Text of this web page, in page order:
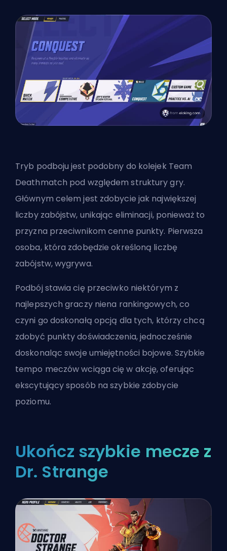
Tryb podboju jest podobny do kolejek Team
Deathmatch pod względem struktury gry.
Głównym celem jest zdobycie jak największej
liczby zabójstw, unikając eliminacji, ponieważ to
przyzna przeciwnikom cenne punkty. Pierwsza
osoba, która zdobędzie określoną liczbę
zabójstw, wygrywa.
Podbój stawia cię przeciwko niektórym z
najlepszych graczy niena rankingowych, co
czyni go doskonałą opcją dla tych, którzy chcą
zdobyć punkty doświadczenia, jednocześnie
doskonaląc swoje umiejętności bojowe. Szybkie
tempo meczów wciąga cię w akcję, oferując
ekscytujący sposób na szybkie zdobycie
poziomu.
Ukończ szybkie mecze z
Dr. Strange